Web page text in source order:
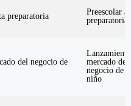
preparatoria
Preescolar a
preparatoria
del negocio de
mercado del
negocio de
niño